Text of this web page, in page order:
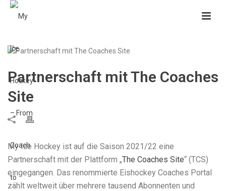
Partnerschaft mit The Coaches
Site
My Ice Hockey ist auf die Saison 2021/22 eine
Partnerschaft mit der Plattform „The Coaches Site“ (TCS)
eingegangen. Das renommierte Eishockey Coaches Portal
zählt weltweit über mehrere tausend Abonnenten und